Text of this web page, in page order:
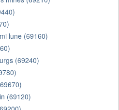
lune (69160)
(69240)
(69120)